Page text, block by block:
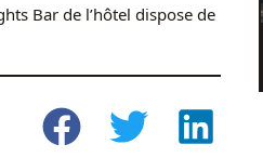
Bar de l’hôtel dispose de